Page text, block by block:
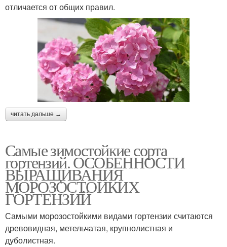
отличается от общих правил.
читать дальше →
Самые зимостойкие сорта
гортензий. ОСОБЕННОСТИ
ВЫРАЩИВАНИЯ
МОРОЗОСТОЙКИХ
ГОРТЕНЗИЙ
Самыми морозостойкими видами гортензии считаются
древовидная, метельчатая, крупнолистная и
дуболистная.